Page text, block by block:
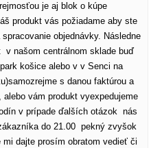
je aj blok o kúpe
produkt vás požiadame aby ste
objednávky. Následne
našom centrálnom sklade buď
košice alebo v v Senci na
s danou faktúrou a
vám produkt vyexpedujeme
v prípade ďalších otázok nás
do 21.00 pekný zvyšok
dajte prosím obratom vedieť či